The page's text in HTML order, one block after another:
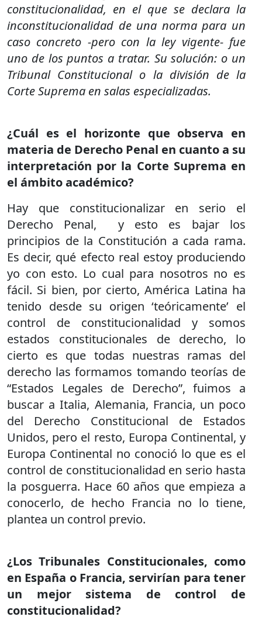
constitucionalidad, en el que se declara la
inconstitucionalidad de una norma para un
caso concreto -pero con la ley vigente- fue
uno de los puntos a tratar. Su solución: o un
Tribunal Constitucional o la división de la
Corte Suprema en salas especializadas.
¿Cuál es el horizonte que observa en
materia de Derecho Penal en cuanto a su
interpretación por la Corte Suprema en
el ámbito académico?
Hay que constitucionalizar en serio el
Derecho Penal,
y esto es bajar los
principios de la Constitución a cada rama.
Es decir, qué efecto real estoy produciendo
yo con esto. Lo cual para nosotros no es
fácil. Si bien, por cierto, América Latina ha
tenido desde su origen ‘teóricamente’ el
control de constitucionalidad y somos
estados constitucionales de derecho, lo
cierto es que todas nuestras ramas del
derecho las formamos tomando teorías de
“Estados Legales de Derecho”, fuimos a
buscar a Italia, Alemania, Francia, un poco
del Derecho Constitucional de Estados
Unidos, pero el resto, Europa Continental, y
Europa Continental no conoció lo que es el
control de constitucionalidad en serio hasta
la posguerra. Hace 60 años que empieza a
conocerlo, de hecho Francia no lo tiene,
plantea un control previo.
¿Los Tribunales Constitucionales, como
en España o Francia, servirían para tener
un mejor sistema de control de
constitucionalidad?